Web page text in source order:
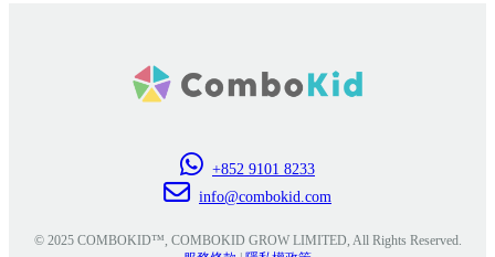
+852 9101 8233
info@combokid.com
© 2025 COMBOKID™, COMBOKID GROW LIMITED, All Rights Reserved.